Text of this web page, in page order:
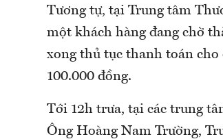
Tương tự, tại Trung tâm
một khách hàng đang chờ
xong thủ tục thanh toán cho
100.000 đồng.
Tới 12h trưa, tại các trung
Ông Hoàng Nam Trường,